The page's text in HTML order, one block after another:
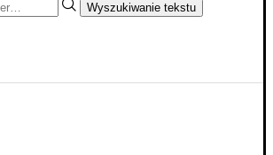
Wyszukiwanie tekstu